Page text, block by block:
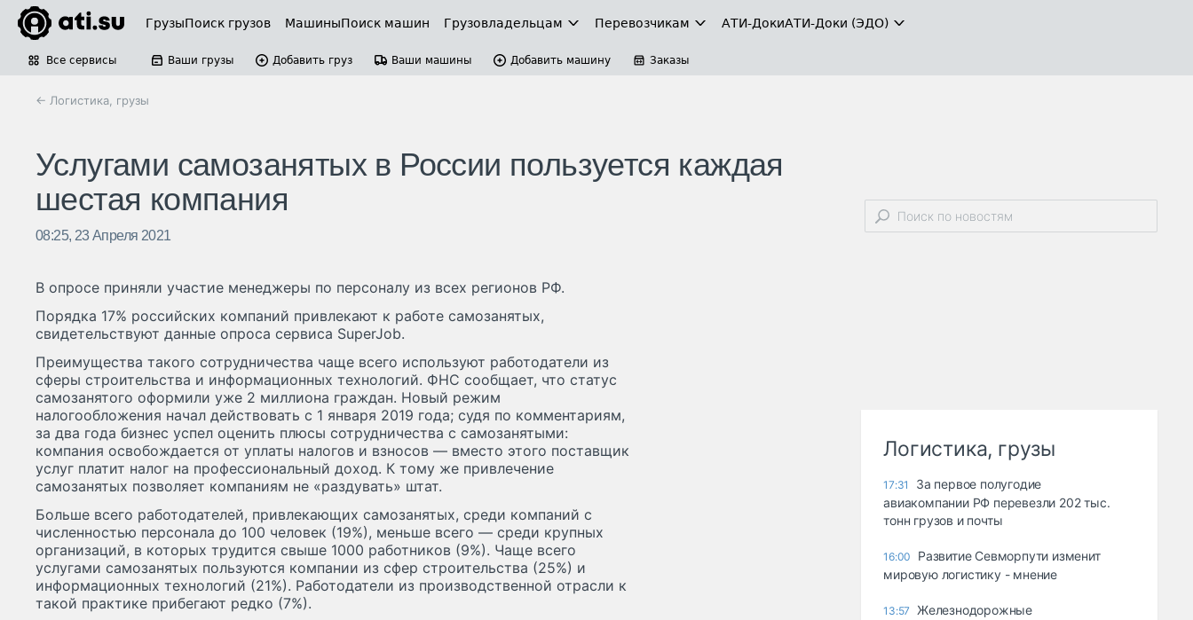
ГрузыПоиск грузов МашиныПоиск машин Грузовладельцам Перевозчикам АТИ-ДокиАТИ-Доки (ЭДО)
Все сервисы Ваши грузы Добавить груз Ваши машины Добавить машину Заказы
← Логистика, грузы
Услугами самозанятых в России пользуется каждая
шестая компания
08:25, 23 Апреля 2021
В опросе приняли участие менеджеры по персоналу из всех регионов РФ.
Порядка 17% российских компаний привлекают к работе самозанятых,
свидетельствуют данные опроса сервиса SuperJob.
Преимущества такого сотрудничества чаще всего используют работодатели из
сферы строительства и информационных технологий. ФНС сообщает, что статус
самозанятого оформили уже 2 миллиона граждан. Новый режим
налогообложения начал действовать с 1 января 2019 года; судя по комментариям,
за два года бизнес успел оценить плюсы сотрудничества с самозанятыми:
компания освобождается от уплаты налогов и взносов — вместо этого поставщик
услуг платит налог на профессиональный доход. К тому же привлечение
самозанятых позволяет компаниям не «раздувать» штат.
Больше всего работодателей, привлекающих самозанятых, среди компаний с
численностью персонала до 100 человек (19%), меньше всего — среди крупных
организаций, в которых трудится свыше 1000 работников (9%). Чаще всего
услугами самозанятых пользуются компании из сфер строительства (25%) и
информационных технологий (21%). Работодатели из производственной отрасли к
такой практике прибегают редко (7%).
Логистика, грузы
17:31
За первое полугодие
авиакомпании РФ перевезли 202 тыс.
тонн грузов и почты
16:00
Развитие Севморпути изменит
мировую логистику - мнение
13:57
Железнодорожные